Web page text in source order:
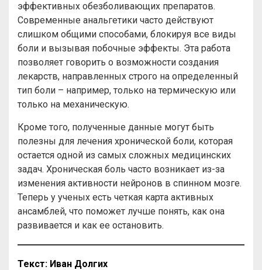
эффективных обезболивающих препаратов.
Современные анальгетики часто действуют
слишком общими способами, блокируя все виды
боли и вызывая побочные эффекты. Эта работа
позволяет говорить о возможности создания
лекарств, направленных строго на определенный
тип боли – например, только на термическую или
только на механическую.
Кроме того, полученные данные могут быть
полезны для лечения хронической боли, которая
остается одной из самых сложных медицинских
задач. Хроническая боль часто возникает из-за
изменения активности нейронов в спинном мозге.
Теперь у ученых есть четкая карта активных
ансамблей, что поможет лучше понять, как она
развивается и как ее остановить.
Текст: Иван Долгих